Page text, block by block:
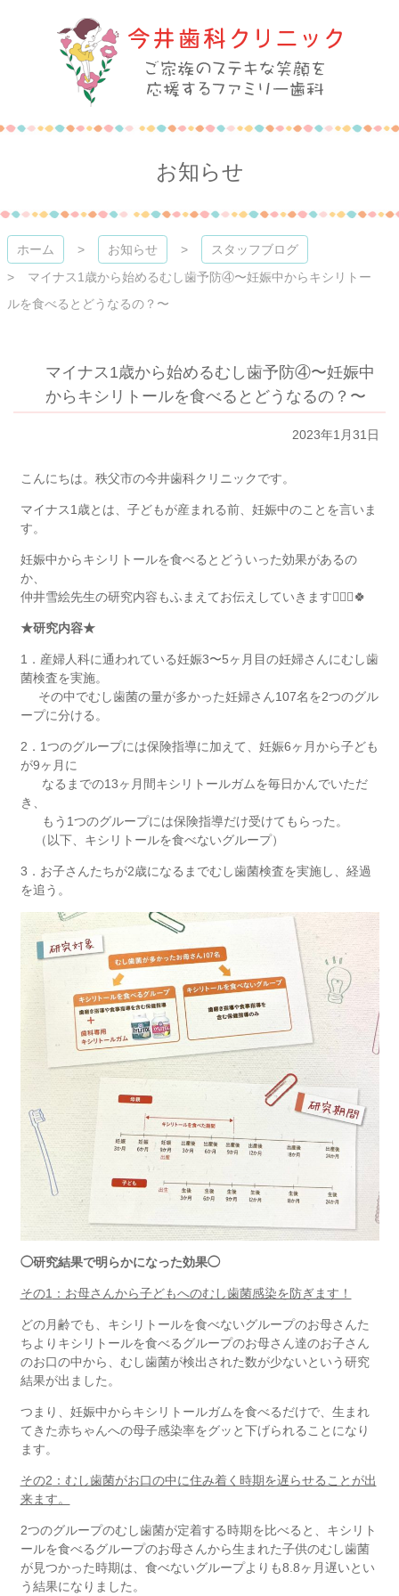
プ
今井歯科クリニック
お知らせ
ホーム お知らせ
スタッフブログ
マイナス1歳から始めるむし歯予防④〜妊娠中からキシリトー
ルを食べるとどうなるの？〜
マイナス1歳から始めるむし歯予防④〜妊娠中
からキシリトールを食べるとどうなるの？〜
2023年1月31日
こんにちは。秩父市の今井歯科クリニックです。
マイナス1歳とは、子どもが産まれる前、妊娠中のことを言いま
す。
妊娠中からキシリトールを食べるとどういった効果があるの
か、
仲井雪絵先生の研究内容もふまえてお伝えしていきます👨🏻‍⚕️🍀
★研究内容★
1． 産婦人科に通われている妊娠3〜5ヶ月目の妊婦さんにむし歯
菌検査を実施。
その中でむし歯菌の量が多かった妊婦さん107名を2つのグル
ープに分ける。
2． 1つのグループには保険指導に加えて、妊娠6ヶ月から子ども
が9ヶ月に
なるま での13ヶ月間キシリトールガムを毎日かんでいただ
き、
もう 1つのグループには保険指導だけ受けてもらった。
（以下、キシリトールを食べないグループ）
3 ．お子さんたちが2歳になるまでむし歯菌検査を実施し、経過
を追う。
◯研究結果で明らかになった効果◯
その1 ：お母さんから子どもへのむし歯菌感染を防ぎます！
どの月齢でも、キシリトールを食べないグループのお母さんた
ちより キシリトールを食べるグループのお母さん達のお子さん
のお口の中から、むし歯菌が検出された数が少ないという研究
結果が出ました。
つまり、妊娠中からキシリトールガムを食べるだけで、生まれ
てきた赤ちゃんへの母子感染率をグッと下げられることになり
ます。
その2 ：むし歯菌がお口の中に住み着く時期を遅らせることが出
来ます。
2つのグループのむし歯菌が定着する時期を比べると、 キシリト
ールを食べるグループのお母さんから生まれた子供のむし歯菌
が見つかった時期は、食べないグループよりも8.8ヶ月遅いとい
う結果になりました。